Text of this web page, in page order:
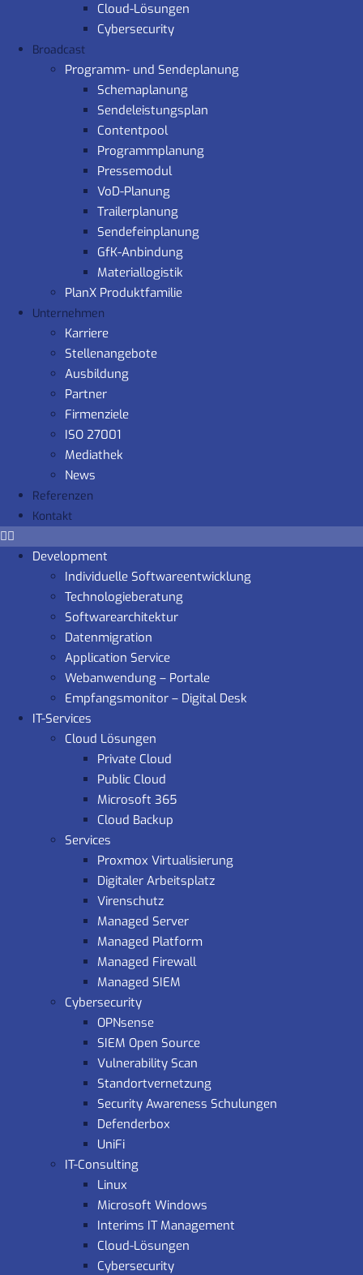
Cloud-Lösungen
Cybersecurity
Broadcast
Programm- und Sendeplanung
Schemaplanung
Sendeleistungsplan
Contentpool
Programmplanung
Pressemodul
VoD-Planung
Trailerplanung
Sendefeinplanung
GfK-Anbindung
Materiallogistik
PlanX Produktfamilie
Unternehmen
Karriere
Stellenangebote
Ausbildung
Partner
Firmenziele
ISO 27001
Mediathek
News
Referenzen
Kontakt
Development
Individuelle Softwareentwicklung
Technologieberatung
Softwarearchitektur
Datenmigration
Application Service
Webanwendung – Portale
Empfangsmonitor – Digital Desk
IT-Services
Cloud Lösungen
Private Cloud
Public Cloud
Microsoft 365
Cloud Backup
Services
Proxmox Virtualisierung
Digitaler Arbeitsplatz
Virenschutz
Managed Server
Managed Platform
Managed Firewall
Managed SIEM
Cybersecurity
OPNsense
SIEM Open Source
Vulnerability Scan
Standortvernetzung
Security Awareness Schulungen
Defenderbox
UniFi
IT-Consulting
Linux
Microsoft Windows
Interims IT Management
Cloud-Lösungen
Cybersecurity